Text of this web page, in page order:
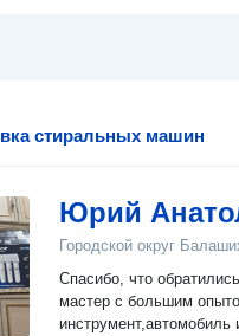
стиральных машин
Юрий
Городской округ
Спасибо, что
мастер с большим опытом работы.
инструмент,автомобиль и